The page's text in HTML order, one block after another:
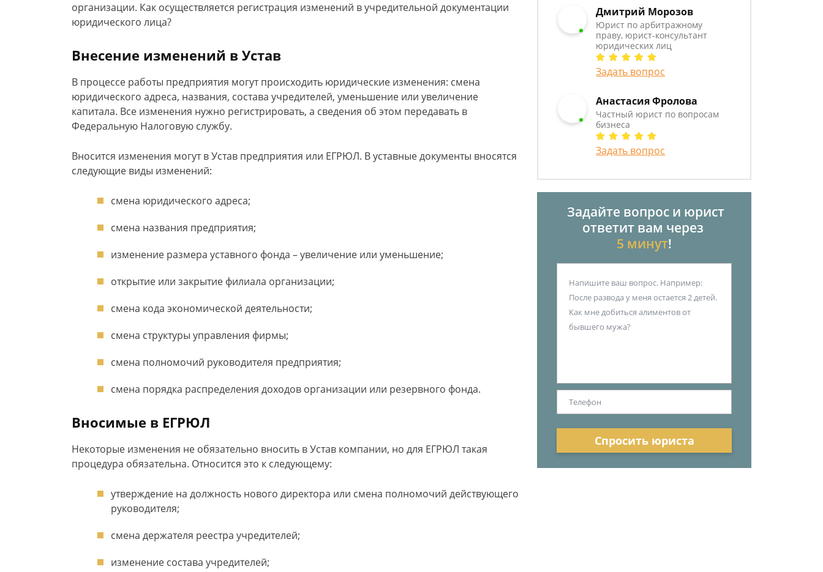
организации. Как осуществляется регистрация изменений в учредительной документации
юридического лица?
Внесение изменений в Устав
В процессе работы предприятия могут происходить юридические изменения: смена
юридического адреса, названия, состава учредителей, уменьшение или увеличение
капитала. Все изменения нужно регистрировать, а сведения об этом передавать в
Федеральную Налоговую службу.
Вносится изменения могут в Устав предприятия или ЕГРЮЛ. В уставные документы вносятся
следующие виды изменений:
смена юридического адреса;
смена названия предприятия;
изменение размера уставного фонда – увеличение или уменьшение;
открытие или закрытие филиала организации;
смена кода экономической деятельности;
смена структуры управления фирмы;
смена полномочий руководителя предприятия;
смена порядка распределения доходов организации или резервного фонда.
Вносимые в ЕГРЮЛ
Некоторые изменения не обязательно вносить в Устав компании, но для ЕГРЮЛ такая
процедура обязательна. Относится это к следующему:
утверждение на должность нового директора или смена полномочий действующего
руководителя;
смена держателя реестра учредителей;
изменение состава учредителей;
Дмитрий Морозов
Юрист по арбитражному
праву, юрист-консультант
юридических лиц
Задать вопрос
Анастасия Фролова
Частный юрист по вопросам
бизнеса
Задать вопрос
Задайте вопрос и юрист
ответит вам через
5 минут!
Спросить юриста